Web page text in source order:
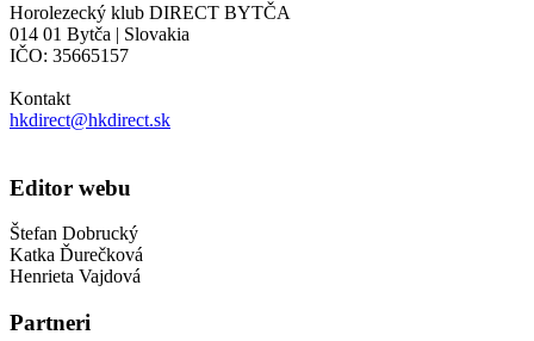
Horolezecký klub DIRECT BYTČA
014 01 Bytča | Slovakia
IČO: 35665157
Kontakt
hkdirect@hkdirect.sk
Editor webu
Štefan Dobrucký
Katka Ďurečková
Henrieta Vajdová
Partneri